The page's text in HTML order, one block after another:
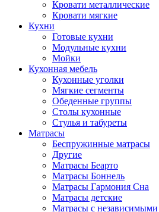
Кровати металлические
Кровати мягкие
Кухни
Готовые кухни
Модульные кухни
Мойки
Кухонная мебель
Кухонные уголки
Мягкие сегменты
Обеденные группы
Столы кухонные
Стулья и табуреты
Матрасы
Беспружинные матрасы
Другие
Матрасы Беарто
Матрасы Боннель
Матрасы Гармония Сна
Матрасы детские
Матрасы с